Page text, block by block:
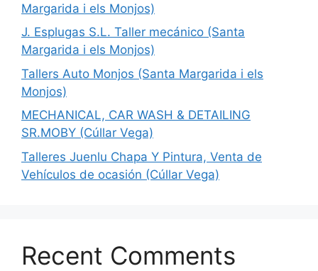
Margarida i els Monjos)
J. Esplugas S.L. Taller mecánico (Santa
Margarida i els Monjos)
Tallers Auto Monjos (Santa Margarida i els
Monjos)
MECHANICAL, CAR WASH & DETAILING
SR.MOBY (Cúllar Vega)
Talleres Juenlu Chapa Y Pintura, Venta de
Vehículos de ocasión (Cúllar Vega)
Recent Comments